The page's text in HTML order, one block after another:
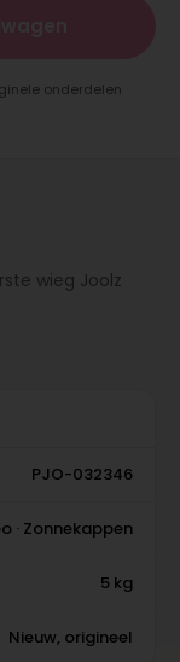
onderdelen
wieg Joolz
PJO-032346
· Zonnekappen
5 kg
Nieuw, origineel